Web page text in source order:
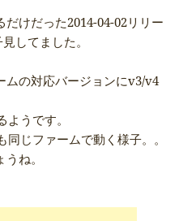
けだった2014-04-02リリー
してました。
ムの対応バージョンにv3/v4
うです。
じファームで動く様子。。
ね。
v1.1.0ファームを焼いた